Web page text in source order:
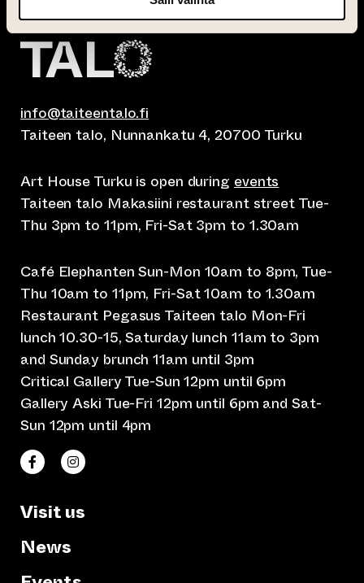
info@taiteentalo.fi
Taiteen talo, Nunnankatu 4, 20700 Turku
Art House Turku is open during events
Taiteen talo Makasiini restaurant street Tue-
Thu 3pm to 11pm, Fri-Sat 3pm to 1.30am
Café Elephanten Sun-Mon 10am to 8pm, Tue-
Thu 10am to 11pm, Fri-Sat 10am to 1.30am
Restaurant Pegasus Taiteen talo Mon-Fri
lunch 10.30-15, Saturday lunch 11am to 3pm
and Sunday brunch 11am until 3pm
Critical Gallery Tue-Sun 12pm until 6pm
Gallery Aski Tue-Fri 12pm until 6pm and Sat-
Sun 12pm until 4pm
Taiteen talo Facebookissa
(opens an external website)
Taiteen talo Instagramissa
(opens an external website)
Visit us
News